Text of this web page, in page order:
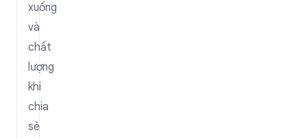
xuống
và
chất
lượng
khi
chia
sẻ